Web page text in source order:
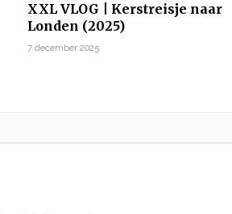
XXL VLOG | Kerstreisje naar
Londen (2025)
7 december 2025